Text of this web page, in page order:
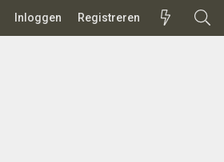
Inloggen Registreren